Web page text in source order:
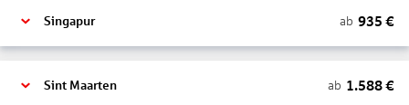
Singapur ab 935 €
Sint Maarten ab 1.588€